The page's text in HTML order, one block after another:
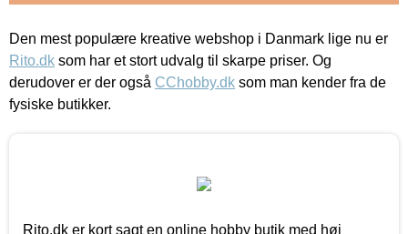
Den mest populære kreative webshop i Danmark lige nu er
Rito.dk som har et stort udvalg til skarpe priser. Og
derudover er der også CChobby.dk som man kender fra de
fysiske butikker.
Rito.dk er kort sagt en online hobby butik med høj